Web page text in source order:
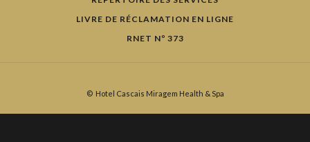
LIVRE DE RÉCLAMATION EN LIGNE
RNET Nº 373
© Hotel Cascais Miragem Health & Spa